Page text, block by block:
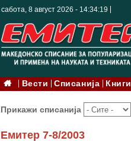
сабота, 8 август 2026 - 14:34:20
Вести Списанија Книги
Прикажи списанија
Емитер 7-8/2003